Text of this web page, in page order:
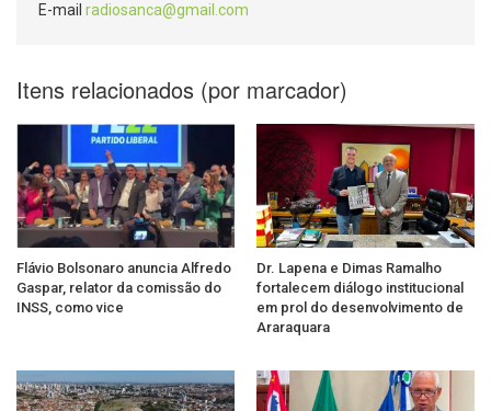
E-mail radiosanca@gmail.com
Itens relacionados (por marcador)
Flávio Bolsonaro anuncia Alfredo
Gaspar, relator da comissão do
INSS, como vice
Dr. Lapena e Dimas Ramalho
fortalecem diálogo institucional
em prol do desenvolvimento de
Araraquara